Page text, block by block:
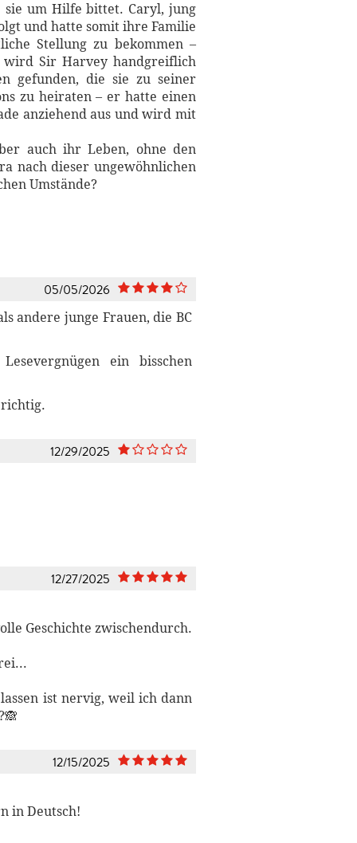
sie um Hilfe bittet. Caryl, jung
und hatte somit ihre Familie
Stellung zu bekommen –
wird Sir Harvey handgreiflich
gefunden, die sie zu seiner
zu heiraten – er hatte einen
anziehend aus und wird mit
auch ihr Leben, ohne den
nach dieser ungewöhnlichen
Umstände?
05/05/2026
andere junge Frauen, die BC
ein bisschen
12/29/2025
12/27/2025
Geschichte zwischendurch.
ist nervig, weil ich dann
12/15/2025
in Deutsch!